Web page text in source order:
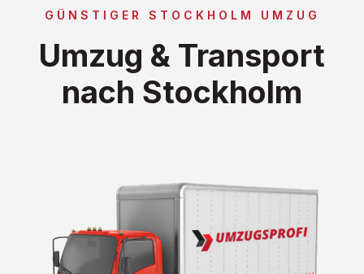
GÜNSTIGER STOCKHOLM UMZUG
Umzug & Transport
nach Stockholm